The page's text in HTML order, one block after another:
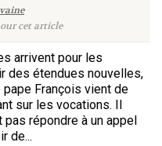
cet article
arrivent pour les
des étendues nouvelles,
François vient de
sur les vocations. Il
pas répondre à un appel
de...